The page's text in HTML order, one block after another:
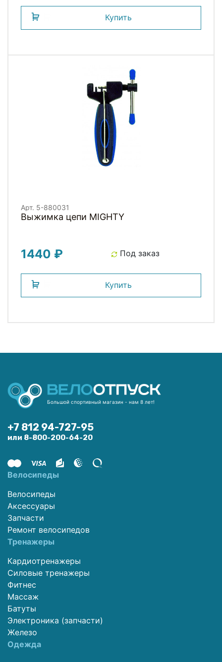
Купить
Арт. 5-880031
Выжимка цепи MIGHTY
1440 ₽ Под заказ
Купить
Большой спортивный магазин - нам 8 лет!
+7 812 94-727-95
или 8-800-200-64-20
Велосипеды
Велосипеды
Аксессуары
Запчасти
Ремонт велосипедов
Тренажеры
Кардиотренажеры
Силовые тренажеры
Фитнес
Массаж
Батуты
Электроника (запчасти)
Железо
Одежда